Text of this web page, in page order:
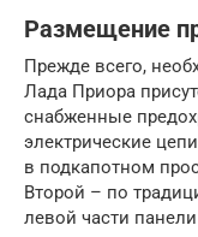
Размещение
Прежде всего,
Лада Приора
снабженные
электрические
в подкапотном
Второй – по
левой части